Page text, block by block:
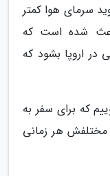
سرمای هوا کمتر
شده است که
آن دسته کشورهای 4 فصلی در اروپا بشود که
که برای سفر به
مختلفش هر زمانی